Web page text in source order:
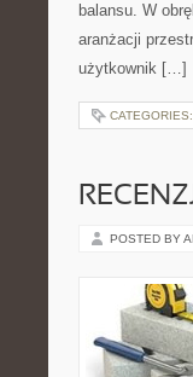
balansu. W
aranżacji
użytkownik […]
CATEGORIES:
POSTED BY